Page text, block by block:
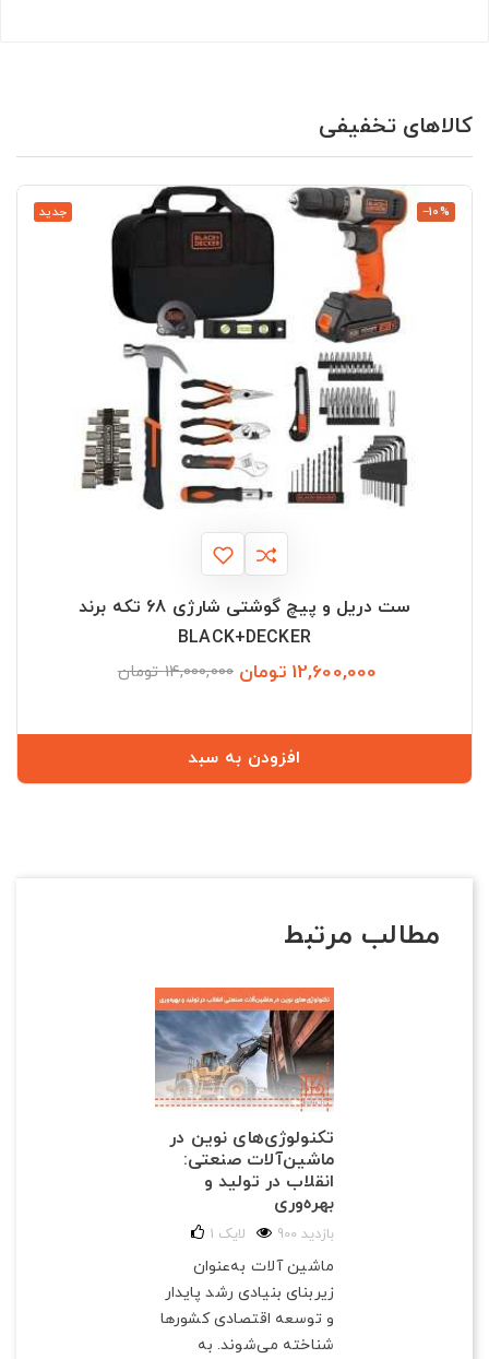
کالاهای تخفیفی
جدید ‎−10%
ست دریل و پیچ گوشتی شارژی 68 تکه برند
BLACK+DECKER
12,600,000 تومان 14,000,000 تومان
افزودن به سبد
مطالب مرتبط
تکنولوژی‌های نوین در
ماشین‌آلات صنعتی:
انقلاب در تولید و
بهره‌وری
900 بازدید 1 لایک
ماشین آلات به‌عنوان
زیربنای بنیادی رشد پایدار
و توسعه اقتصادی کشورها
شناخته می‌شوند. به